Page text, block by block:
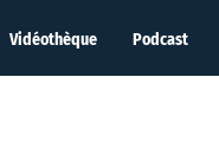
Vidéothèque Podcast